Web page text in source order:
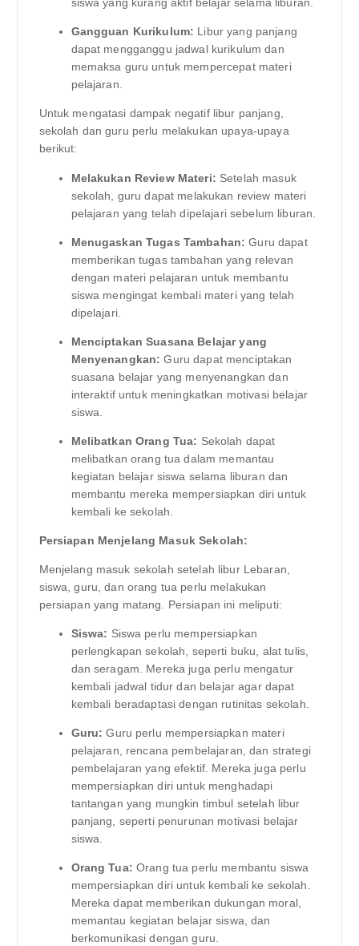
siswa yang kurang aktif belajar selama liburan.
Gangguan Kurikulum: Libur yang panjang
dapat mengganggu jadwal kurikulum dan
memaksa guru untuk mempercepat materi
pelajaran.
Untuk mengatasi dampak negatif libur panjang,
sekolah dan guru perlu melakukan upaya-upaya
berikut:
Melakukan Review Materi: Setelah masuk
sekolah, guru dapat melakukan review materi
pelajaran yang telah dipelajari sebelum liburan.
Menugaskan Tugas Tambahan: Guru dapat
memberikan tugas tambahan yang relevan
dengan materi pelajaran untuk membantu
siswa mengingat kembali materi yang telah
dipelajari.
Menciptakan Suasana Belajar yang
Menyenangkan: Guru dapat menciptakan
suasana belajar yang menyenangkan dan
interaktif untuk meningkatkan motivasi belajar
siswa.
Melibatkan Orang Tua: Sekolah dapat
melibatkan orang tua dalam memantau
kegiatan belajar siswa selama liburan dan
membantu mereka mempersiapkan diri untuk
kembali ke sekolah.
Persiapan Menjelang Masuk Sekolah:
Menjelang masuk sekolah setelah libur Lebaran,
siswa, guru, dan orang tua perlu melakukan
persiapan yang matang. Persiapan ini meliputi:
Siswa: Siswa perlu mempersiapkan
perlengkapan sekolah, seperti buku, alat tulis,
dan seragam. Mereka juga perlu mengatur
kembali jadwal tidur dan belajar agar dapat
kembali beradaptasi dengan rutinitas sekolah.
Guru: Guru perlu mempersiapkan materi
pelajaran, rencana pembelajaran, dan strategi
pembelajaran yang efektif. Mereka juga perlu
mempersiapkan diri untuk menghadapi
tantangan yang mungkin timbul setelah libur
panjang, seperti penurunan motivasi belajar
siswa.
Orang Tua: Orang tua perlu membantu siswa
mempersiapkan diri untuk kembali ke sekolah.
Mereka dapat memberikan dukungan moral,
memantau kegiatan belajar siswa, dan
berkomunikasi dengan guru.